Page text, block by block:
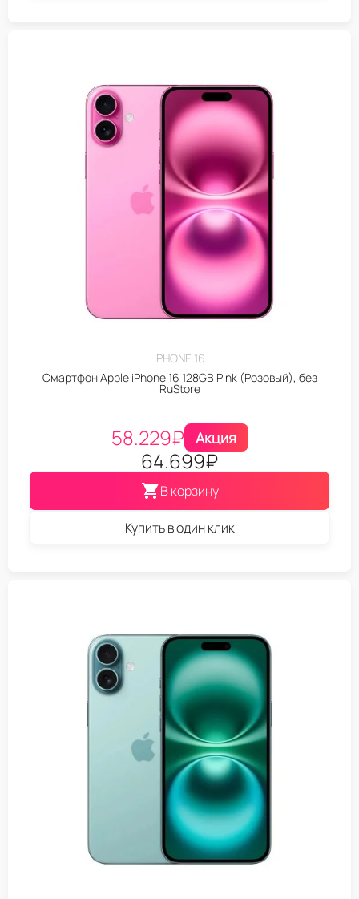
IPHONE 16
Смартфон Apple iPhone 16 128GB Pink (Розовый), без
RuStore
58.229₽ Акция
64.699₽
В корзину
Купить в один клик